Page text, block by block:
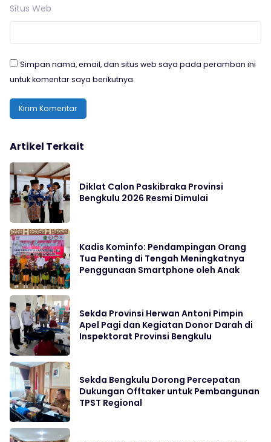
Situs Web
Simpan nama, email, dan situs web saya pada peramban ini
untuk komentar saya berikutnya.
Artikel Terkait
Diklat Calon Paskibraka Provinsi
Bengkulu 2026 Resmi Dimulai
Kadis Kominfo: Pendampingan Orang
Tua Penting di Tengah Meningkatnya
Penggunaan Smartphone oleh Anak
Sekda Provinsi Herwan Antoni Pimpin
Apel Pagi dan Kegiatan Donor Darah di
Inspektorat Provinsi Bengkulu
Sekda Bengkulu Dorong Percepatan
Dukungan Offtaker untuk Pembangunan
TPST Regional